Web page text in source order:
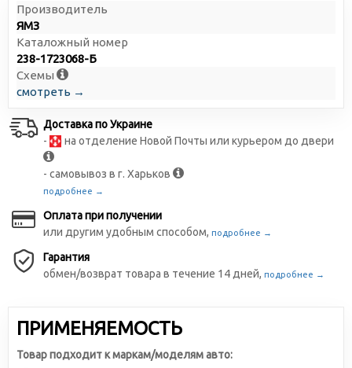
Производитель
ЯМЗ
Каталожный номер
238-1723068-Б
Схемы
смотреть →
Доставка по Украине
-
на отделение Новой Почты или курьером до двери
- самовывоз в г. Харьков
подробнее →
Оплата при получении
или другим удобным способом, подробнее →
Гарантия
обмен/возврат товара в течение 14 дней, подробнее →
ПРИМЕНЯЕМОСТЬ
Товар подходит к маркам/моделям авто: